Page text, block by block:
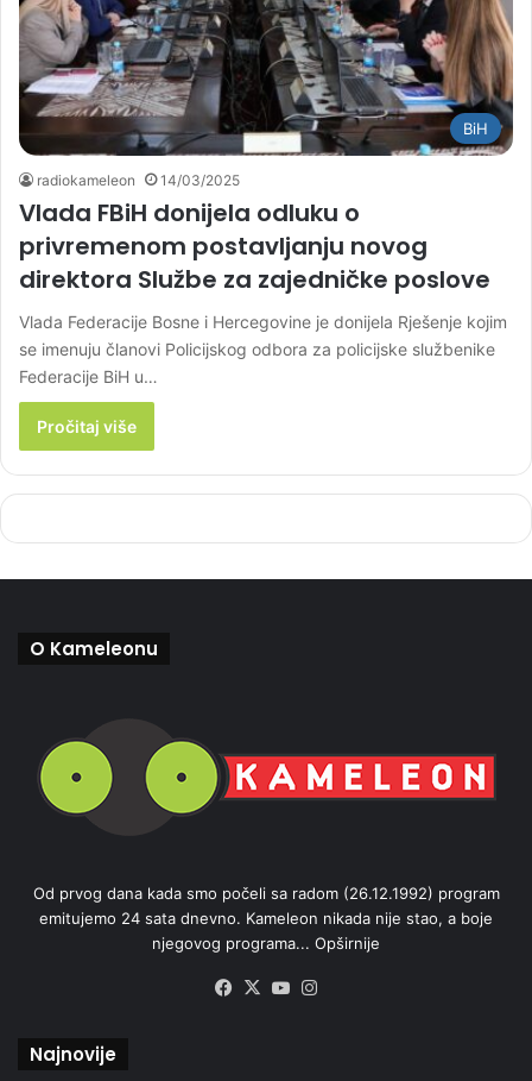
BiH
radiokameleon 14/03/2025
Vlada FBiH donijela odluku o
privremenom postavljanju novog
direktora Službe za zajedničke poslove
Vlada Federacije Bosne i Hercegovine je donijela Rješenje kojim
se imenuju članovi Policijskog odbora za policijske službenike
Federacije BiH u…
Pročitaj više
O Kameleonu
Od prvog dana kada smo počeli sa radom (26.12.1992) program
emitujemo 24 sata dnevno. Kameleon nikada nije stao, a boje
njegovog programa... Opširnije
Facebook
X YouTube
Najnovije